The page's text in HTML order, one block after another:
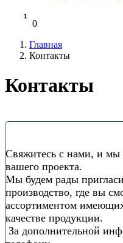
0
Главная
Контакты
Контакты
Свяжитесь с нами, и мы
вашего проекта.
Мы будем рады
производство, где вы
ассортиментом
качестве продукции.
За дополнительной